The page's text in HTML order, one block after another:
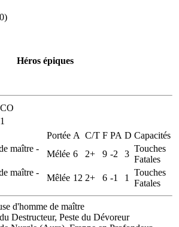
0)
Héros épiques
CO
1
Portée A C/T F PA D Capacités
maître -
Mélée 6 2+ 9 -2 3
Touches
Fatales
maître -
Mêlée 12 2+ 6 -1 1
Touches
Fatales
d'homme de maître
Destructeur, Peste du Dévoreur